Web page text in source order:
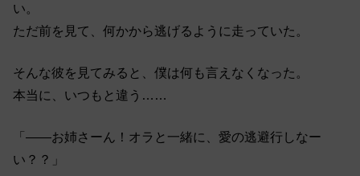
い。
ただ前を見て、何かから逃げるように走っていた。
そんな彼を見てみると、僕は何も言えなくなった。
本当に、いつもと違う……
「――お姉さーん！オラと一緒に、愛の逃避行しなー
い？？」